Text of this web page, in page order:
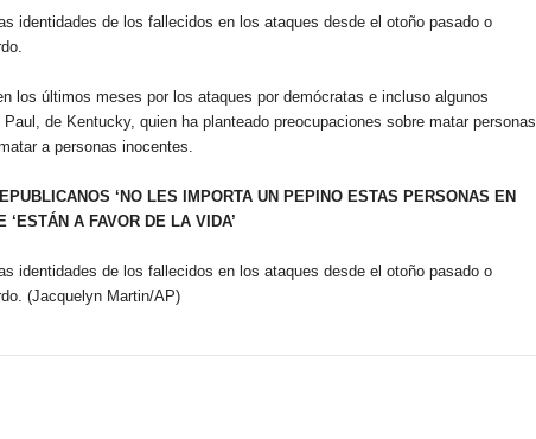
identidades de los fallecidos en los ataques desde el otoño pasado o
los últimos meses por los ataques por demócratas e incluso algunos
de Kentucky, quien ha planteado preocupaciones sobre matar personas
a personas inocentes.
‘NO LES IMPORTA UN PEPINO ESTAS PERSONAS EN
‘ESTÁN A FAVOR DE LA VIDA’
identidades de los fallecidos en los ataques desde el otoño pasado o
(Jacquelyn Martin/AP)